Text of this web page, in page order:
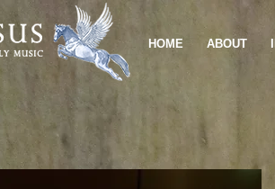
HOME ABOUT